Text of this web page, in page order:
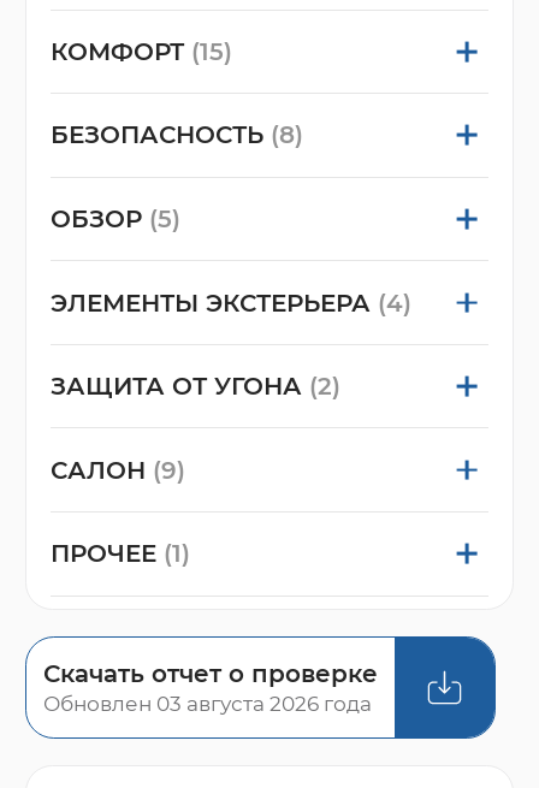
КОМФОРТ (15)
БЕЗОПАСНОСТЬ (8)
ОБЗОР (5)
ЭЛЕМЕНТЫ ЭКСТЕРЬЕРА (4)
ЗАЩИТА ОТ УГОНА (2)
САЛОН (9)
ПРОЧЕЕ (1)
Скачать отчет о проверке
Обновлен 03 августа 2026 года